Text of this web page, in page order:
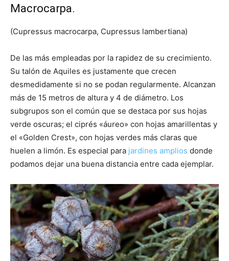
Macrocarpa.
(Cupressus macrocarpa, Cupressus lambertiana)
De las más empleadas por la rapidez de su crecimiento.
Su talón de Aquiles es justamente que crecen
desmedidamente si no se podan regularmente. Alcanzan
más de 15 metros de altura y 4 de diámetro. Los
subgrupos son el común que se destaca por sus hojas
verde oscuras; el ciprés «áureo» con hojas amarillentas y
el «Golden Crest», con hojas verdes más claras que
huelen a limón. Es especial para jardines amplios donde
podamos dejar una buena distancia entre cada ejemplar.